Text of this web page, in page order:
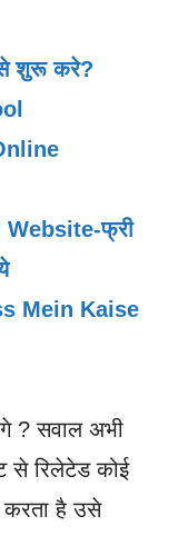
शुरू करे?
फ्री
Mein Kaise
? सवाल अभी
से रिलेटेड कोई
करता है उसे